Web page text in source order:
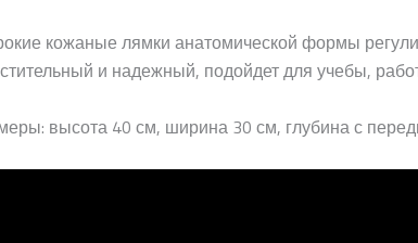
кожаные лямки анатомической формы
и надежный, подойдет для учебы,
высота 40 см, ширина 30 см, глубина с